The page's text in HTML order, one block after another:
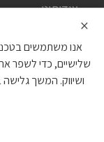
אודותינו
הצהרת נגישות
עוגיות
×
אנו משתמשים
שלישיים, כדי לשפר
ושיווק. המשך